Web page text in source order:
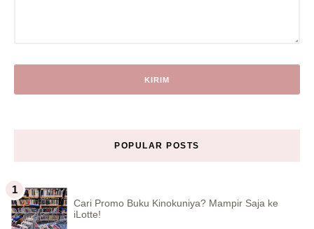
POPULAR POSTS
Cari Promo Buku Kinokuniya? Mampir Saja ke
iLotte!